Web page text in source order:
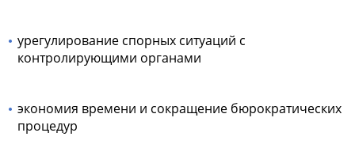
урегулирование спорных ситуаций с
контролирующими органами
экономия времени и сокращение бюрократических
процедур